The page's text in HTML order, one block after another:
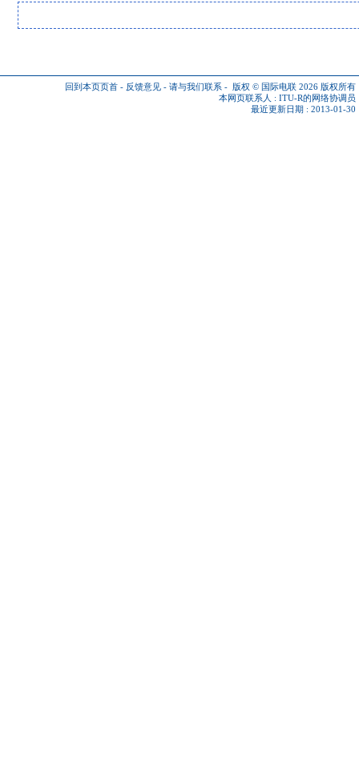
回到本页页首 - 反馈意见 - 请与我们联系 - 版权 © 国际电联 2026 版权所有
本网页联系人 : ITU-R的网络协调员
最近更新日期 : 2013-01-30